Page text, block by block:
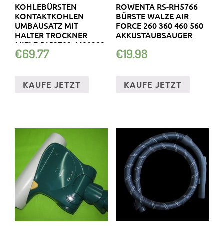
KOHLEBÜRSTEN
KONTAKTKOHLEN
UMBAUSATZ MIT
HALTER TROCKNER
MIELE 5153702 4490382
€69.77
KAUFE JETZT
ROWENTA RS-RH5766
BÜRSTE WALZE AIR
FORCE 260 360 460 560
AKKUSTAUBSAUGER
€19.98
KAUFE JETZT